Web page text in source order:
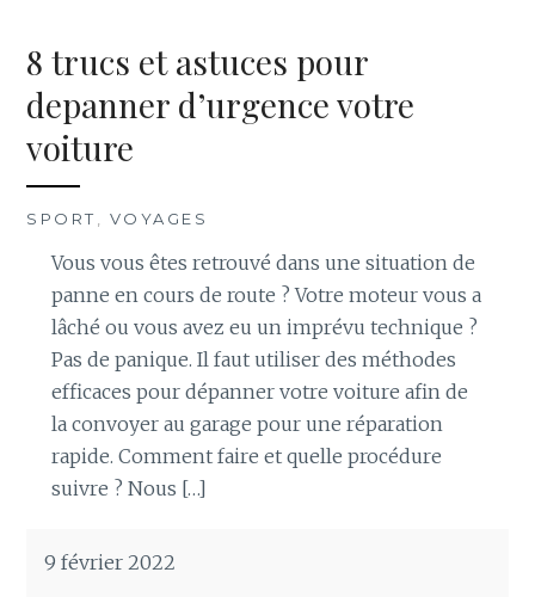
8 trucs et astuces pour
depanner d’urgence votre
voiture
SPORT VOYAGES
Vous vous êtes retrouvé dans une situation de
panne en cours de route ? Votre moteur vous a
lâché ou vous avez eu un imprévu technique ?
Pas de panique. Il faut utiliser des méthodes
efficaces pour dépanner votre voiture afin de
la convoyer au garage pour une réparation
rapide. Comment faire et quelle procédure
suivre ? Nous […]
9 février 2022